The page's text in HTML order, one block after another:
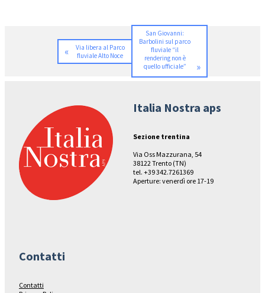
«
Via libera al Parco
fluviale Alto Noce
San Giovanni:
Barbolini sul parco
fluviale “il
rendering non è
quello ufficiale”
»
Italia Nostra aps
Sezione trentina
Via Oss Mazzurana, 54
38122 Trento (TN)
tel. +39 342.7261369
Aperture: venerdì ore 17-19
Contatti
Contatti